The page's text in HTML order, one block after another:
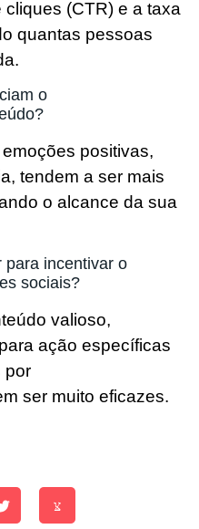
(CTR) e a taxa
quantas pessoas
o
positivas,
tendem a ser mais
o alcance da sua
para incentivar o
sociais?
valioso,
ação específicas
por
ser muito eficazes.